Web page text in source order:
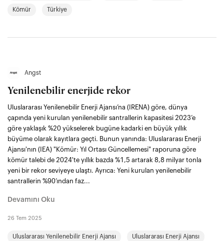
Kömür Türkiye
Angst
Yenilenebilir enerjide rekor
Uluslararası Yenilenebilir Enerji Ajansı’na (IRENA) göre, dünya
çapında yeni kurulan yenilenebilir santrallerin kapasitesi 2023’e
göre yaklaşık %20 yükselerek bugüne kadarki en büyük yıllık
büyüme olarak kayıtlara geçti. Bunun yanında: Uluslararası Enerji
Ajansı'nın (IEA) "Kömür: Yıl Ortası Güncellemesi" raporuna göre
kömür talebi de 2024'te yıllık bazda %1,5 artarak 8,8 milyar tonla
yeni bir rekor seviyeye ulaştı. Ayrıca: Yeni kurulan yenilenebilir
santrallerin %90’ından faz...
Devamını Oku
26 Tem 2025
Uluslararası Yenilenebilir Enerji Ajansı Uluslararası Enerji Ajansı